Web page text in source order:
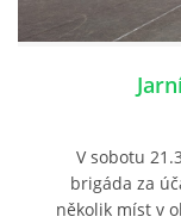
V sobotu
brigáda za
několik míst v